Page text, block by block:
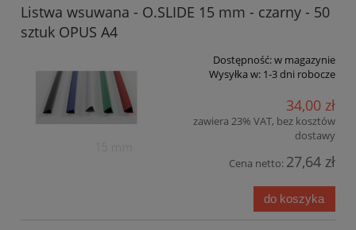
Listwa wsuwana - O.SLIDE 15 mm - czarny - 50
sztuk OPUS A4
Dostępność:w magazynie
Wysyłka w: 1-3 dni robocze
34,00 zł
zawiera 23% VAT, bez kosztów
dostawy
Cena netto: 27,64 zł
do koszyka